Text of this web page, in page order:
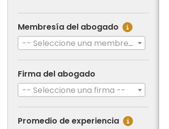
Membresía del abogado
-- Seleccione una membresía --
Firma del abogado
-- Seleccione una firma --
Promedio de experiencia